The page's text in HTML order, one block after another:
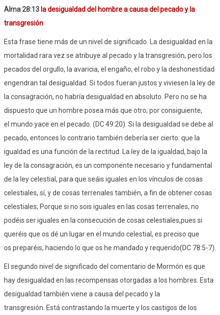
Alma 28:13 la desigualdad del hombre a causa del pecado y la
transgresión
Esta frase tiene más de un nivel de significado. La desigualdad en la
mortalidad rara vez se atribuye al pecado y la transgresión, pero los
pecados del orgullo, la avaricia, el engaño, el robo y la deshonestidad
engendran tal desigualdad. Si todos fueran justos y viviesen la ley de
la consagración, no habría desigualdad en absoluto. Pero no se ha
dispuesto que un hombre posea más que otro; por consiguiente,
el mundo yace en el pecado. (DC 49:20). Si la desigualdad se debe al
pecado, entonces lo contrario también debería ser cierto: que la
igualdad es una función de la rectitud. La ley de la igualdad, bajo la
ley de la consagración, es un componente necesario y fundamental
de la ley celestial, para que seáis iguales en los vínculos de cosas
celestiales, sí, y de cosas terrenales también, a fin de obtener cosas
celestiales; Porque si no sois iguales en las cosas terrenales, no
podéis ser iguales en la consecución de cosas celestiales,pues si
queréis que os dé un lugar en el mundo celestial, es preciso que
os preparéis, haciendo lo que os he mandado y requerido(DC 78:5-7).
El segundo nivel de significado del comentario de Mormón es que
hay desigualdad en las recompensas otorgadas a los hombres. Esta
desigualdad también viene a causa del pecado y la
transgresión. Está contrastando la muerte y los castigos de los